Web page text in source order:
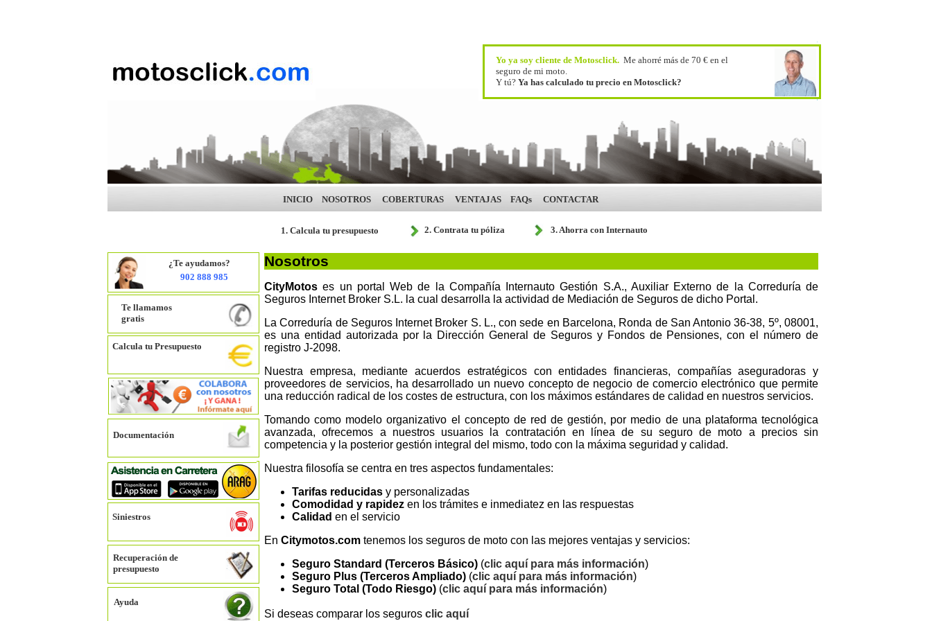
1. Calcula tu presupuesto 2. Contrata tu póliza 3. Ahorra con Internauto
902 888 985
¿Te ayudamos?
Documentación
Recuperación de
presupuesto
Te llamamos
gratis
Ayuda
Siniestros
Calcula tu Presupuesto
INICIO NOSOTROS COBERTURAS VENTAJAS FAQs CONTACTAR
Nosotros
CityMotos es un portal Web de la Compañía Internauto Gestión S.A., Auxiliar Externo de la Correduría de
Seguros Internet Broker S.L. la cual desarrolla la actividad de Mediación de Seguros de dicho Portal.
La Correduría de Seguros Internet Broker S. L., con sede en Barcelona, Ronda de San Antonio 36-38, 5º, 08001,
es una entidad autorizada por la Dirección General de Seguros y Fondos de Pensiones, con el número de
registro J-2098.
Nuestra empresa, mediante acuerdos estratégicos con entidades financieras, compañías aseguradoras y
proveedores de servicios, ha desarrollado un nuevo concepto de negocio de comercio electrónico que permite
una reducción radical de los costes de estructura, con los máximos estándares de calidad en nuestros servicios.
Tomando como modelo organizativo el concepto de red de gestión, por medio de una plataforma tecnológica
avanzada, ofrecemos a nuestros usuarios la contratación en línea de su seguro de moto a precios sin
competencia y la posterior gestión integral del mismo, todo con la máxima seguridad y calidad.
Nuestra filosofía se centra en tres aspectos fundamentales:
Tarifas reducidas y personalizadas
Comodidad y rapidez en los trámites e inmediatez en las respuestas
Calidad en el servicio
En Citymotos.com tenemos los seguros de moto con las mejores ventajas y servicios:
Seguro Standard (Terceros Básico) (clic aquí para más información)
Seguro Plus (Terceros Ampliado) (clic aquí para más información)
Seguro Total (Todo Riesgo) (clic aquí para más información)
Si deseas comparar los seguros clic aquí
Yo ya soy cliente de Motosclick. Me ahorré más de 70 € en el
seguro de mi moto.
Y tú? Ya has calculado tu precio en Motosclick?